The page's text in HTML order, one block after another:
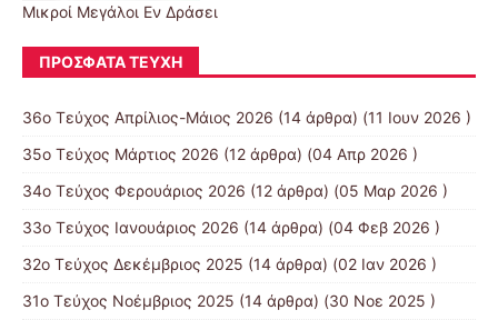
Μικροί Μεγάλοι Εν Δράσει
ΠΡΌΣΦΑΤΑ ΤΕΎΧΗ
36ο Τεύχος Απρίλιος-Μάιος 2026 (14 άρθρα) (11 Ιουν 2026 )
35ο Τεύχος Μάρτιος 2026 (12 άρθρα) (04 Απρ 2026 )
34ο Τεύχος Φερουάριος 2026 (12 άρθρα) (05 Μαρ 2026 )
33ο Τεύχος Ιανουάριος 2026 (14 άρθρα) (04 Φεβ 2026 )
32ο Τεύχος Δεκέμβριος 2025 (14 άρθρα) (02 Ιαν 2026 )
31ο Τεύχος Νοέμβριος 2025 (14 άρθρα) (30 Νοε 2025 )